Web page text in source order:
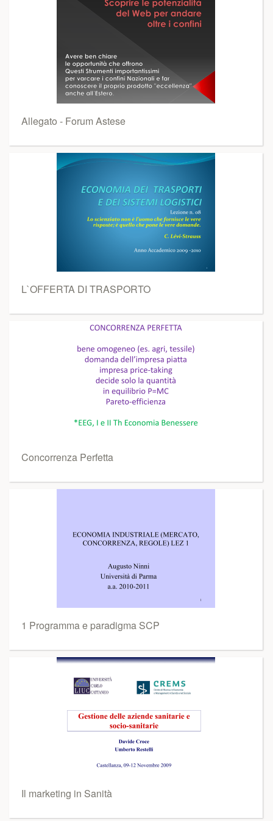
Allegato - Forum Astese
L`OFFERTA DI TRASPORTO
Concorrenza Perfetta
1 Programma e paradigma SCP
Il marketing in Sanità